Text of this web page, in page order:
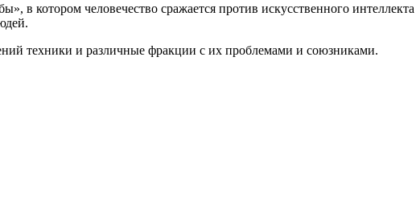
в котором человечество сражается против искусственного
техники и различные фракции с их проблемами и союзниками.